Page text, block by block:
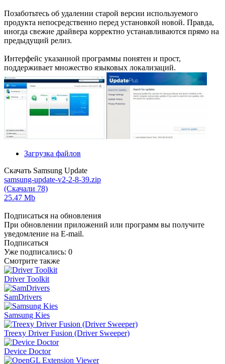
Позаботьтесь об удалении старой версии используемого
продукта непосредственно перед установкой новой. Правда,
иногда свежие драйвера корректно устанавливаются прямо на
предыдущий релиз.
Интерфейс указанной программы понятен и прост,
поддерживает множество языковых локализаций.
Загрузка файлов
Скачать Samsung Update
samsung-update-v2-2-8-39.zip
(Скачали 78)
25.47 Mb
Подписаться на обновления
При обновлении приложений или программ вы получите
уведомление на E-mail.
Подписаться
Уже подписались: 0
Смотрите также
Driver Toolkit
SamDrivers
Samsung Kies
Treexy Driver Fusion (Driver Sweeper)
Device Doctor